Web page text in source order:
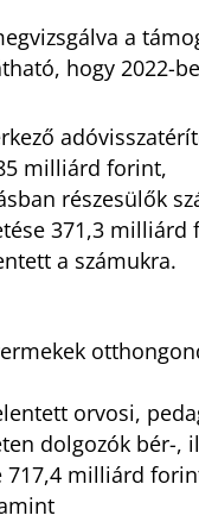
a
hogy 2022-
milliárd forint,
részesülők
371,3 milliárd
a számukra.
orvosi,
dolgozók bér-,
717,4 milliárd